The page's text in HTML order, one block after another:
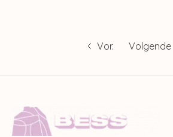
Vor. Volgende